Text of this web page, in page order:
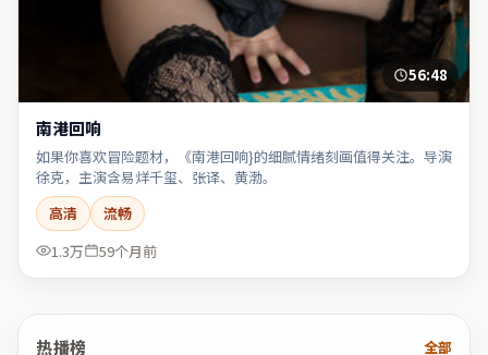
56:48
南港回响
如果你喜欢冒险题材，《南港回响}的细腻情绪刻画值得关注。导演
徐克，主演含易烊千玺、张译、黄渤。
高清
流畅
1.3万
59个月前
热播榜 全部